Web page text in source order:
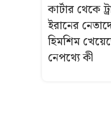
কার্টার থেকে
ইরানের
হিমশিম
নেপথ্যে কী